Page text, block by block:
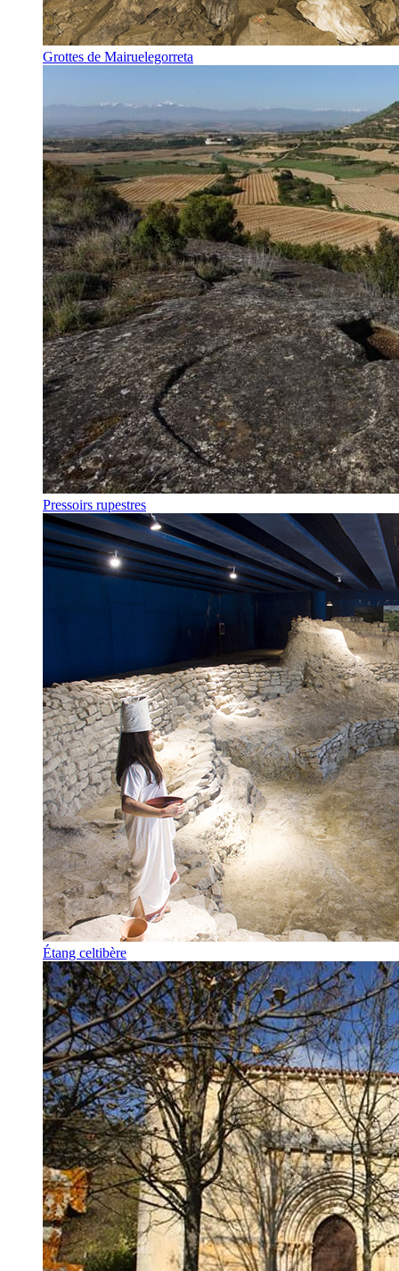
Grottes de Mairuelegorreta
Pressoirs rupestres
Étang celtibère